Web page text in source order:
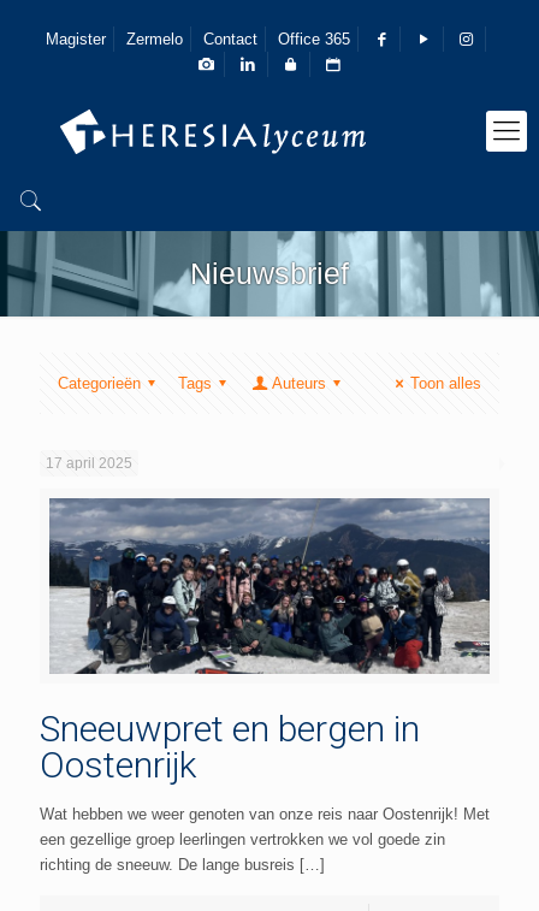
Magister Zermelo Contact Office 365
Nieuwsbrief
Categorieën Tags Auteurs Toon alles
17 april 2025
Sneeuwpret en bergen in
Oostenrijk
Wat hebben we weer genoten van onze reis naar Oostenrijk! Met
een gezellige groep leerlingen vertrokken we vol goede zin
richting de sneeuw. De lange busreis […]